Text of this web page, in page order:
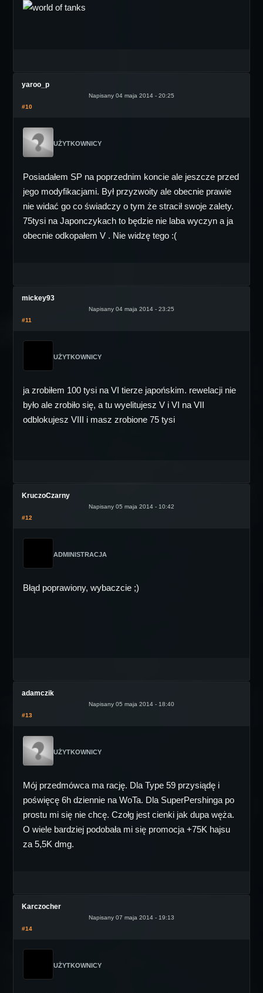
yaroo_p
Napisany 04 maja 2014 - 20:25
#10
UŻYTKOWNICY
Posiadałem SP na poprzednim koncie ale jeszcze przed
jego modyfikacjami. Był przyzwoity ale obecnie prawie
nie widać go co świadczy o tym że stracił swoje zalety.
75tysi na Japonczykach to będzie nie laba wyczyn a ja
obecnie odkopałem V . Nie widzę tego :(
mickey93
Napisany 04 maja 2014 - 23:25
#11
UŻYTKOWNICY
ja zrobiłem 100 tysi na VI tierze japońskim. rewelacji nie
było ale zrobiło się, a tu wyelitujesz V i VI na VII
odblokujesz VIII i masz zrobione 75 tysi
KruczoCzarny
Napisany 05 maja 2014 - 10:42
#12
ADMINISTRACJA
Błąd poprawiony, wybaczcie ;)
adamczik
Napisany 05 maja 2014 - 18:40
#13
UŻYTKOWNICY
Mój przedmówca ma rację. Dla Type 59 przysiądę i
poświęcę 6h dziennie na WoTa. Dla SuperPershinga po
prostu mi się nie chcę. Czołg jest cienki jak dupa węża.
O wiele bardziej podobała mi się promocja +75K hajsu
za 5,5K dmg.
Karczocher
Napisany 07 maja 2014 - 19:13
#14
UŻYTKOWNICY